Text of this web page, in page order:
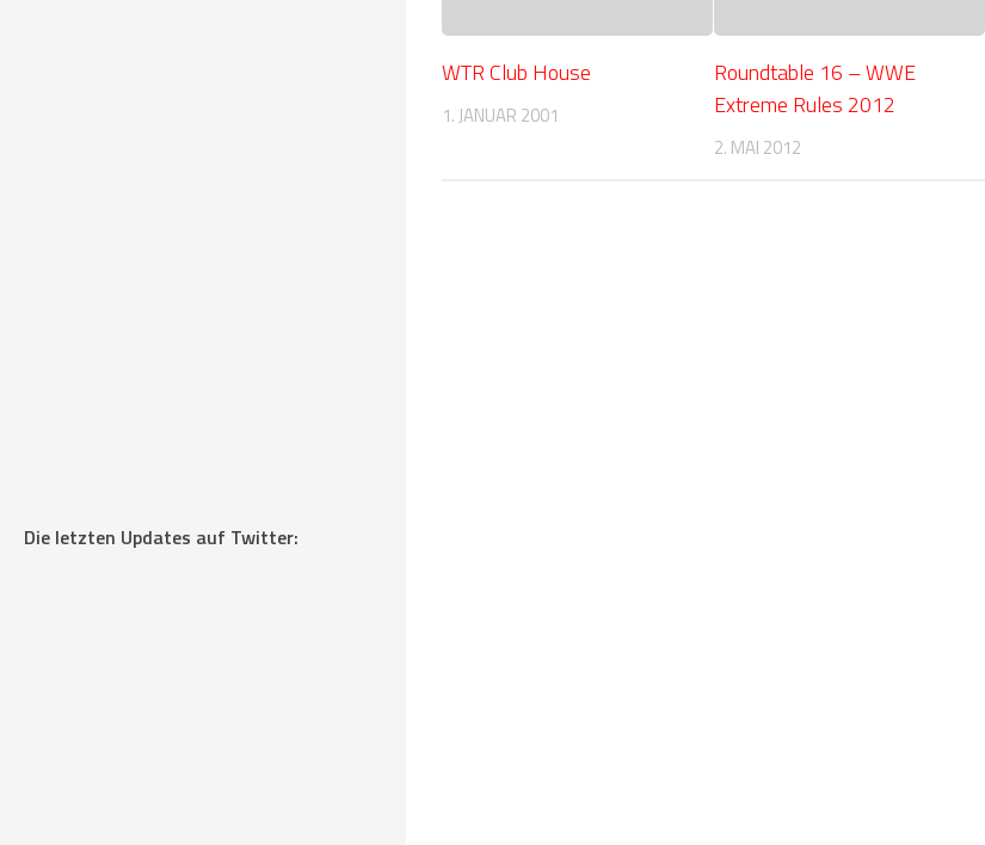
WTR Club House
1. JANUAR 2001
Roundtable 16 – WWE
Extreme Rules 2012
2. MAI 2012
Die letzten Updates auf Twitter: